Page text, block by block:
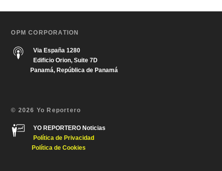
OPM CORPORATION
Via España 1280
Edificio Orion, Suite 7D
Panamá, República de Panamá
© 2026 Yo Reportero
YO REPORTERO Noticias
Política de Privacidad
Política de Cookies